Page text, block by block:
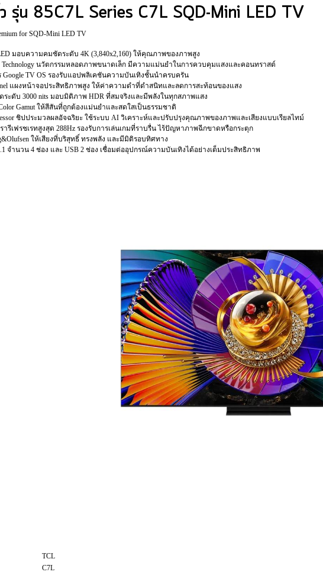
รุ่น 85C7L Series C7L SQD-Mini LED TV
for SQD-Mini LED TV
มอบความคมชัดระดับ 4K (3,840x2,160) ให้คุณภาพของภาพสูง
Technology นวัตกรรมหลอดภาพขนาดเล็ก มีความแม่นยำในการควบคุมแสงและคอนทราสต์
TV OS รองรับแอปพลิเคชันความบันเทิงชั้นนำครบครัน
แผงหน้าจอประสิทธิภาพสูง ให้ค่าความดำที่ดำสนิทและลดการสะท้อนของแสง
ระดับ 3000 nits มอบมิติภาพ HDR ที่สมจริงและมีพลังในทุกสภาพแสง
Color Gamut ให้สีสันที่ถูกต้องแม่นยำและสดใสเป็นธรรมชาติ
ชิปประมวลผลอัจฉริยะ ใช้ระบบ AI วิเคราะห์และปรับปรุงคุณภาพของภาพและเสียงแบบเรียลไทม์
ารีเฟรชเรทสูงสุด 288Hz รองรับการเล่นเกมที่ราบรื่น ไร้ปัญหาภาพฉีกขาดหรือกระตุก
ให้เสียงที่บริสุทธิ์ ทรงพลัง และมีมิติรอบทิศทาง
จำนวน 4 ช่อง และ USB 2 ช่อง เชื่อมต่ออุปกรณ์ความบันเทิงได้อย่างเต็มประสิทธิภาพ
TCL
C7L